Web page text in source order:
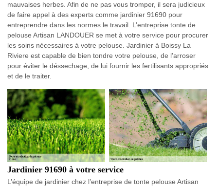
mauvaises herbes. Afin de ne pas vous tromper, il sera judicieux
de faire appel à des experts comme jardinier 91690 pour
entreprendre dans les normes le travail. L’entreprise tonte de
pelouse Artisan LANDOUER se met à votre service pour procurer
les soins nécessaires à votre pelouse. Jardinier à Boissy La
Riviere est capable de bien tondre votre pelouse, de l’arroser
pour éviter le déssechage, de lui fournir les fertilisants appropriés
et de le traiter.
Jardinier 91690 à votre service
L’équipe de jardinier chez l’entreprise de tonte pelouse Artisan